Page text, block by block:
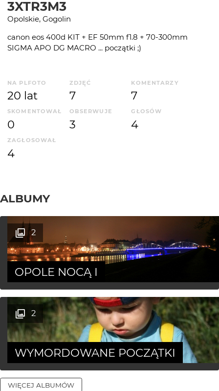
3XTR3M3
Opolskie, Gogolin
canon eos 400d KIT + EF 50mm f1.8 + 70-300mm
SIGMA APO DG MACRO ... początki ;)
NA PLFOTO
20 lat
ZDJĘĆ
7
KOMENTARZY
7
SKOMENTOWAŁ
0
OBSERWUJE
3
GŁOSÓW
4
ZAGŁOSOWAŁ
4
ALBUMY
2
OPOLE NOCĄ I
2
WYMORDOWANE POCZĄTKI
WIĘCEJ ALBUMÓW